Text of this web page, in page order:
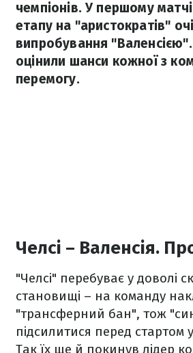
чемпіонів. У першому
етапу на "аристократів"
випробування
оцінили шанси кожної з
перемогу.
Челсі – Валенсія.
"Челсі" перебуває у доволі
становищі – на команду
"трансферний бан", тож
підсилитися перед стартом у
Так їх ще й покинув лідер